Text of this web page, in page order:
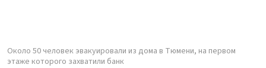
Около 50 человек эвакуировали из дома в Тюмени, на первом
этаже которого захватили банк